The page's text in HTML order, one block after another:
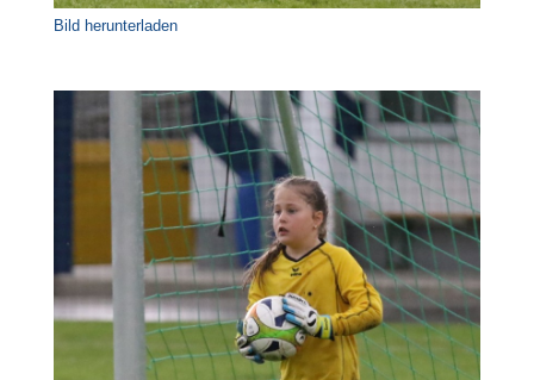
Bild herunterladen